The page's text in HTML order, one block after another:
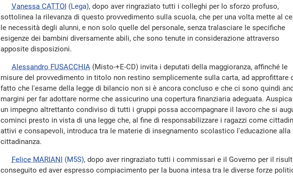
Vanessa CATTOI (Lega), dopo aver ringraziato tutti i colleghi per lo sforzo profuso,
sottolinea la rilevanza di questo provvedimento sulla scuola, che per una volta mette al
le necessità degli alunni, e non solo quelle del personale, senza tralasciare le specifiche
esigenze dei bambini diversamente abili, che sono tenute in considerazione attraverso
apposite disposizioni.
Alessandro FUSACCHIA (Misto-+E-CD) invita i deputati della maggioranza, affinché le
misure del provvedimento in titolo non restino semplicemente sulla carta, ad approfittare
fatto che l'esame della legge di bilancio non si è ancora concluso e che ci sono quindi
margini per far adottare norme che assicurino una copertura finanziaria adeguata.
un impegno altrettanto condiviso di tutti i gruppi possa accompagnare il lavoro che si
cominci presto in vista di una legge che, al fine di responsabilizzare i ragazzi come
attivi e consapevoli, introduca tra le materie di insegnamento scolastico l'educazione alla
cittadinanza.
Felice MARIANI (M5S), dopo aver ringraziato tutti i commissari e il Governo per il
conseguito ed aver espresso compiacimento per la buona intesa tra le diverse forze